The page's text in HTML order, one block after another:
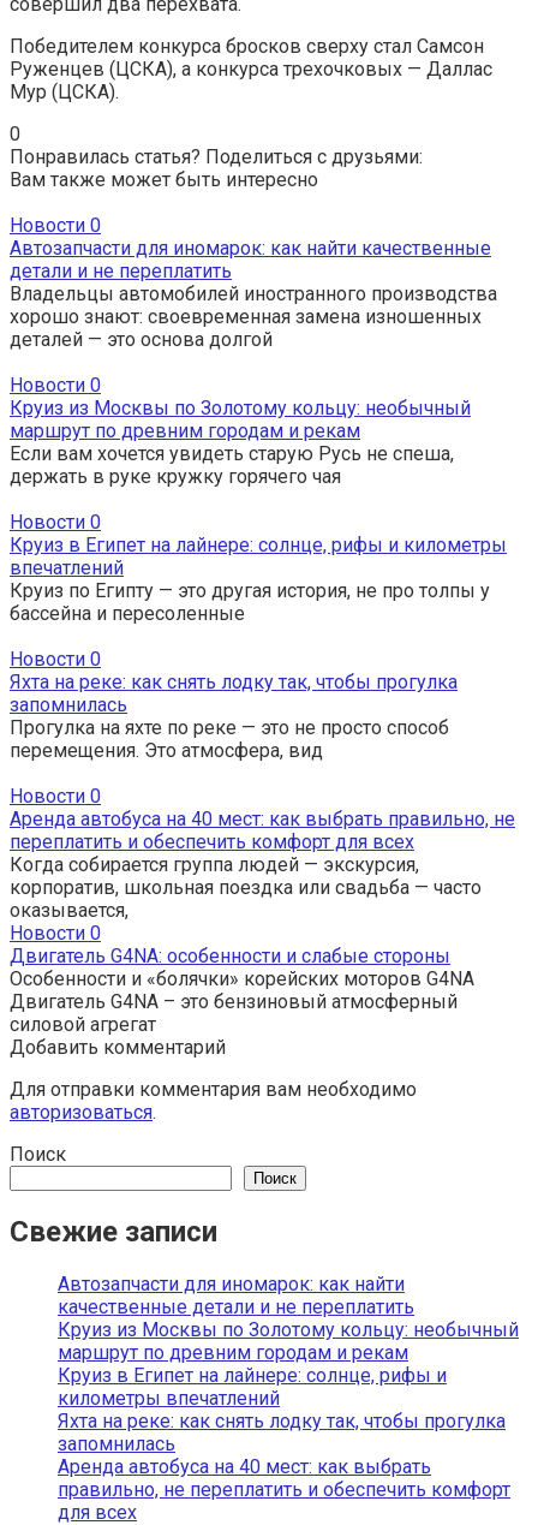
Победителем конкурса бросков сверху стал Самсон
Руженцев (ЦСКА), а конкурса трехочковых — Даллас
Мур (ЦСКА).
0
Понравилась статья? Поделиться с друзьями:
Вам также может быть интересно
Новости 0
Автозапчасти для иномарок: как найти качественные
детали и не переплатить
Владельцы автомобилей иностранного производства
хорошо знают: своевременная замена изношенных
деталей — это основа долгой
Новости 0
Круиз из Москвы по Золотому кольцу: необычный
маршрут по древним городам и рекам
Если вам хочется увидеть старую Русь не спеша,
держать в руке кружку горячего чая
Новости 0
Круиз в Египет на лайнере: солнце, рифы и километры
впечатлений
Круиз по Египту — это другая история, не про толпы у
бассейна и пересоленные
Новости 0
Яхта на реке: как снять лодку так, чтобы прогулка
запомнилась
Прогулка на яхте по реке — это не просто способ
перемещения. Это атмосфера, вид
Новости 0
Аренда автобуса на 40 мест: как выбрать правильно, не
переплатить и обеспечить комфорт для всех
Когда собирается группа людей — экскурсия,
корпоратив, школьная поездка или свадьба — часто
оказывается,
Новости 0
Двигатель G4NA: особенности и слабые стороны
Особенности и «болячки» корейских моторов G4NA
Двигатель G4NA – это бензиновый атмосферный
силовой агрегат
Добавить комментарий
Для отправки комментария вам необходимо
авторизоваться.
Поиск
Поиск
Свежие записи
Автозапчасти для иномарок: как найти
качественные детали и не переплатить
Круиз из Москвы по Золотому кольцу: необычный
маршрут по древним городам и рекам
Круиз в Египет на лайнере: солнце, рифы и
километры впечатлений
Яхта на реке: как снять лодку так, чтобы прогулка
запомнилась
Аренда автобуса на 40 мест: как выбрать
правильно, не переплатить и обеспечить комфорт
для всех